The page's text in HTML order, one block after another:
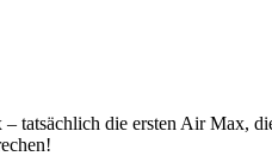
die ersten Air Max,